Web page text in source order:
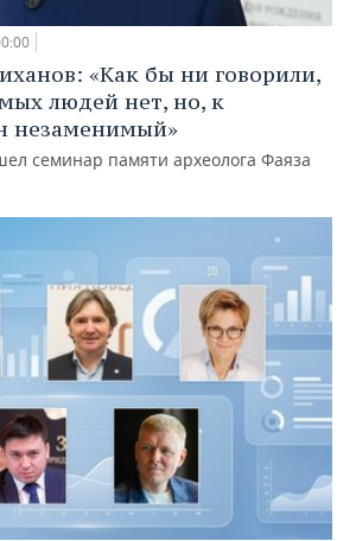
«Как бы ни говорили,
людей нет, но, к
незаменимый»
семинар памяти археолога Фаяза